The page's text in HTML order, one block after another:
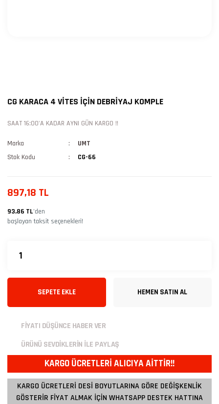
CG KARACA 4 VİTES İÇİN DEBRİYAJ KOMPLE
SAAT 16:00'A KADAR AYNI GÜN KARGO !!
Marka
UMT
Stok Kodu
CG-66
897,18 TL
93,86 TL’den
başlayan taksit seçenekleri!
SEPETE EKLE HEMEN SATIN AL
FİYATI DÜŞÜNCE HABER VER
ÜRÜNÜ SEVDİKLERİN İLE PAYLAŞ
KARGO ÜCRETLERİ ALICIYA AİTTİR!!
KARGO ÜCRETLERİ DESİ BOYUTLARINA GÖRE DEĞİŞKENLİK
GÖSTERİR FİYAT ALMAK İÇİN WHATSAPP DESTEK HATTINA